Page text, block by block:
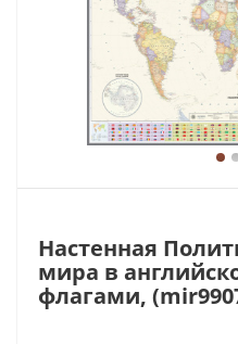
Настенная
мира в
флагами,